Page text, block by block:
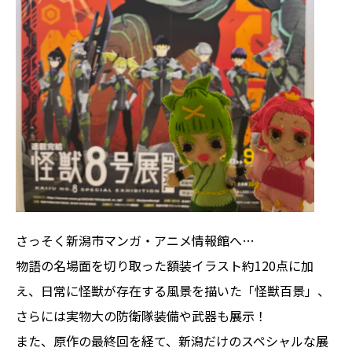
さっそく新潟市マンガ・アニメ情報館へ…
物語の名場面を切り取った額装イラスト約120点に加
え、日常に怪獣が存在する風景を描いた「怪獣百景」、
さらには実物大の防衛隊装備や武器も展示！
また、原作の最終回を経て、新潟だけのスペシャルな展